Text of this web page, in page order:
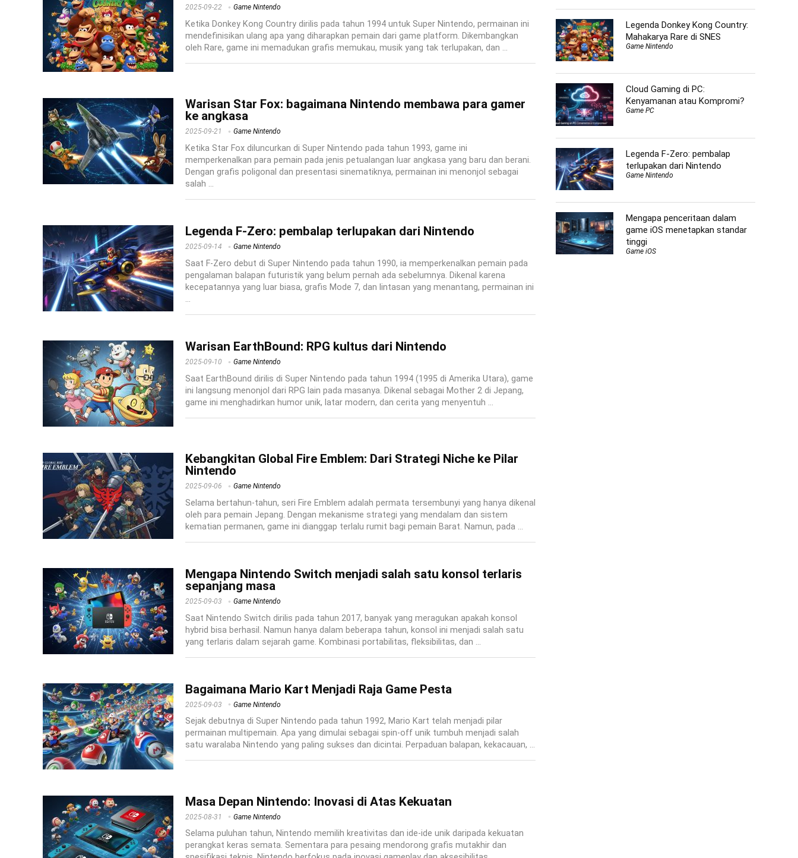
2025-09-22 Game Nintendo
Ketika Donkey Kong Country dirilis pada tahun 1994 untuk Super Nintendo, permainan ini
mendefinisikan ulang apa yang diharapkan pemain dari game platform. Dikembangkan
oleh Rare, game ini memadukan grafis memukau, musik yang tak terlupakan, dan ...
Warisan Star Fox: bagaimana Nintendo membawa para gamer
ke angkasa
2025-09-21 Game Nintendo
Ketika Star Fox diluncurkan di Super Nintendo pada tahun 1993, game ini
memperkenalkan para pemain pada jenis petualangan luar angkasa yang baru dan berani.
Dengan grafis poligonal dan presentasi sinematiknya, permainan ini menonjol sebagai
salah ...
Legenda F-Zero: pembalap terlupakan dari Nintendo
2025-09-14 Game Nintendo
Saat F-Zero debut di Super Nintendo pada tahun 1990, ia memperkenalkan pemain pada
pengalaman balapan futuristik yang belum pernah ada sebelumnya. Dikenal karena
kecepatannya yang luar biasa, grafis Mode 7, dan lintasan yang menantang, permainan ini
...
Warisan EarthBound: RPG kultus dari Nintendo
2025-09-10 Game Nintendo
Saat EarthBound dirilis di Super Nintendo pada tahun 1994 (1995 di Amerika Utara), game
ini langsung menonjol dari RPG lain pada masanya. Dikenal sebagai Mother 2 di Jepang,
game ini menghadirkan humor unik, latar modern, dan cerita yang menyentuh ...
Kebangkitan Global Fire Emblem: Dari Strategi Niche ke Pilar
Nintendo
2025-09-06 Game Nintendo
Selama bertahun-tahun, seri Fire Emblem adalah permata tersembunyi yang hanya dikenal
oleh para pemain Jepang. Dengan mekanisme strategi yang mendalam dan sistem
kematian permanen, game ini dianggap terlalu rumit bagi pemain Barat. Namun, pada ...
Mengapa Nintendo Switch menjadi salah satu konsol terlaris
sepanjang masa
2025-09-03 Game Nintendo
Saat Nintendo Switch dirilis pada tahun 2017, banyak yang meragukan apakah konsol
hybrid bisa berhasil. Namun hanya dalam beberapa tahun, konsol ini menjadi salah satu
yang terlaris dalam sejarah game. Kombinasi portabilitas, fleksibilitas, dan ...
Bagaimana Mario Kart Menjadi Raja Game Pesta
2025-09-03 Game Nintendo
Sejak debutnya di Super Nintendo pada tahun 1992, Mario Kart telah menjadi pilar
permainan multipemain. Apa yang dimulai sebagai spin-off unik tumbuh menjadi salah
satu waralaba Nintendo yang paling sukses dan dicintai. Perpaduan balapan, kekacauan, ...
Masa Depan Nintendo: Inovasi di Atas Kekuatan
2025-08-31 Game Nintendo
Selama puluhan tahun, Nintendo memilih kreativitas dan ide-ide unik daripada kekuatan
perangkat keras semata. Sementara para pesaing mendorong grafis mutakhir dan
Legenda Donkey Kong Country:
Mahakarya Rare di SNES
Game Nintendo
Cloud Gaming di PC:
Kenyamanan atau Kompromi?
Game PC
Legenda F-Zero: pembalap
terlupakan dari Nintendo
Game Nintendo
Mengapa penceritaan dalam
game iOS menetapkan standar
tinggi
Game iOS